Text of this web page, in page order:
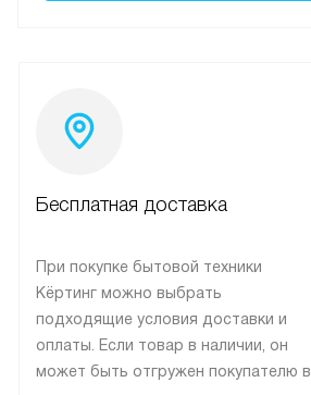
Бесплатная доставка
При покупке бытовой техники
Кёртинг можно выбрать
подходящие условия доставки и
оплаты. Если товар в наличии, он
может быть отгружен покупателю в